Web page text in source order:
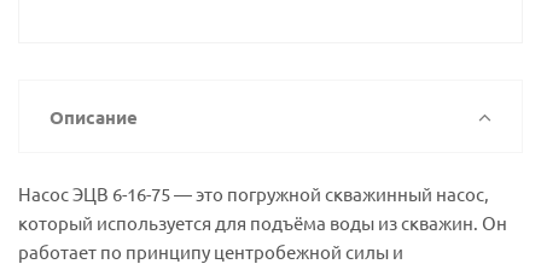
Описание
Насос ЭЦВ 6-16-75 — это погружной скважинный насос,
который используется для подъёма воды из скважин. Он
работает по принципу центробежной силы и